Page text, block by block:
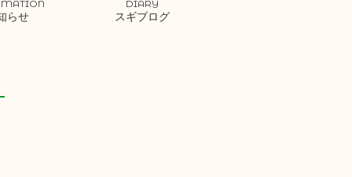
らせ スギブログ
DIARY